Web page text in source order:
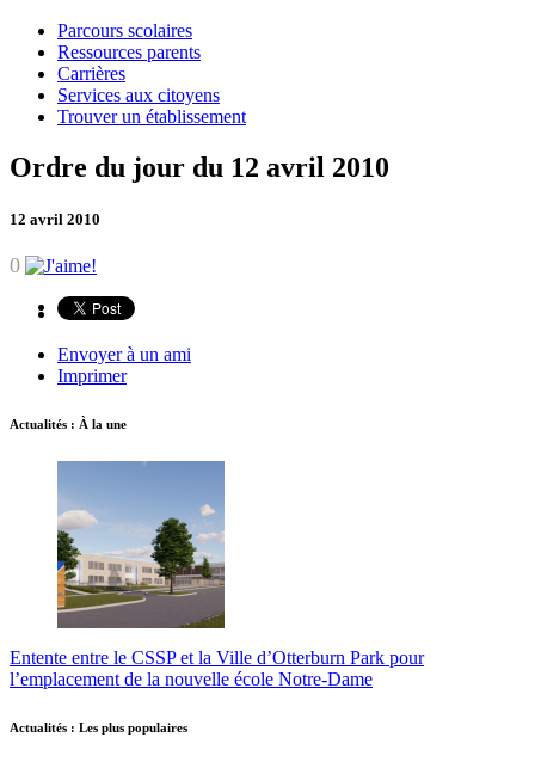
Parcours scolaires
Ressources parents
Carrières
Services aux citoyens
Trouver un établissement
Ordre du jour du 12 avril 2010
12 avril 2010
0
Envoyer à un ami
Imprimer
Actualités : À la une
Entente entre le CSSP et la Ville d’Otterburn Park pour
l’emplacement de la nouvelle école Notre-Dame
Actualités : Les plus populaires